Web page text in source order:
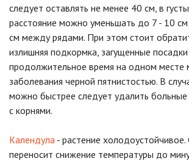
следует оставлять не менее 40 см, в
расстояние можно уменьшать до 7 - 10
см между рядами. При этом стоит
излишняя подкормка, загущенные
продолжительное время на одном месте
заболевания черной пятнистостью. В
можно быстрее следует удалить больные
с корнями.
Календула - растение
переносит снижение температуры до